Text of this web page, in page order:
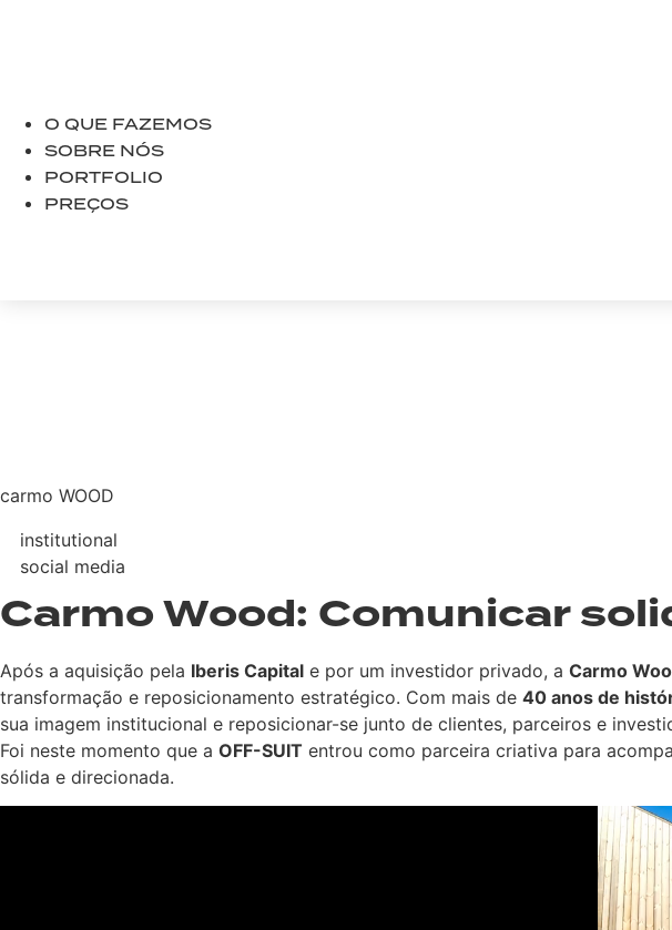
O QUE FAZEMOS
SOBRE NÓS
PORTFOLIO
PREÇOS
carmo WOOD
institutional
social media
Carmo Wood: Comunicar
Após a aquisição pela Iberis Capital e por um investidor privado, a Carmo
transformação e reposicionamento estratégico. Com mais de 40 anos de
sua imagem institucional e reposicionar-se junto de clientes, parceiros e
Foi neste momento que a OFF-SUIT entrou como parceira criativa para
sólida e direcionada.